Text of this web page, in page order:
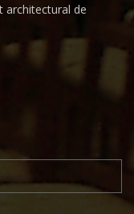
architectural de